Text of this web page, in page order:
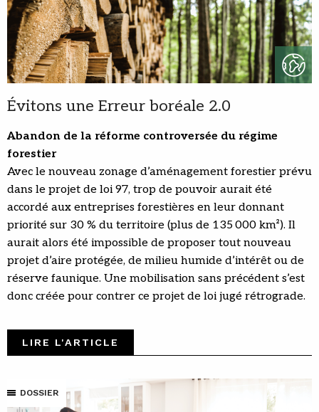
Évitons une Erreur boréale 2.0
Abandon de la réforme controversée du régime
forestier
Avec le nouveau zonage d’aménagement forestier prévu
dans le projet de loi 97, trop de pouvoir aurait été
accordé aux entreprises forestières en leur donnant
priorité sur 30 % du territoire (plus de 135 000 km²). Il
aurait alors été impossible de proposer tout nouveau
projet d’aire protégée, de milieu humide d’intérêt ou de
réserve faunique. Une mobilisation sans précédent s’est
donc créée pour contrer ce projet de loi jugé rétrograde.
LIRE L'ARTICLE
DOSSIER